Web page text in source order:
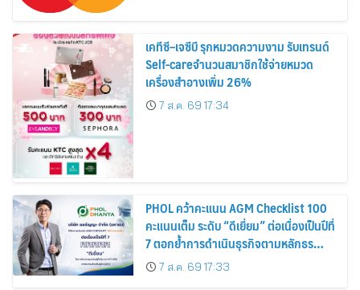
เคทีซี–เจซีบี รุกหมวดความงาม รับเทรนด์
Self-careจำนวนสมาชิกใช้จ่ายหมวด
เครื่องสำอางเพิ่ม 26%
7 ส.ค. 69 17:34
PHOL คว้าคะแนน AGM Checklist 100
คะแนนเต็ม ระดับ “ดีเยี่ยม” ต่อเนื่องเป็นปีที่
7 ตอกย้ำการดำเนินธุรกิจตามหลักธร
รมาภิบาล โปร่งใส สร้างความเชื่อมั่นผู้ถือ
หุ้น
7 ส.ค. 69 17:33